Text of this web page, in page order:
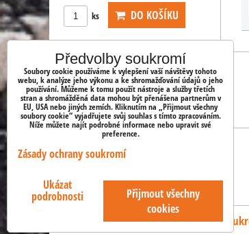
ks DO KOŠÍKU
OBJEDNÁVKY
Stav objednávky
Předvolby soukromí Zásady ochrany
Předvolby soukromí
Soubory cookie používáme k vylepšení vaší návštěvy tohoto
webu, k analýze jeho výkonu a ke shromažďování údajů o jeho
používání. Můžeme k tomu použít nástroje a služby třetích
stran a shromážděná data mohou být přenášena partnerům v
EU, USA nebo jiných zemích. Kliknutím na „Přijmout všechny
soubory cookie“ vyjadřujete svůj souhlas s tímto zpracováním.
Níže můžete najít podrobné informace nebo upravit své
preference.
Zásady ochrany soukromí
Ukázat
podrobnosti
Přijmout všechny
cookies